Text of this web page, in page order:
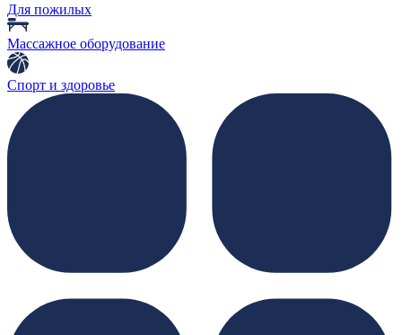
Для пожилых
Массажное оборудование
Спорт и здоровье